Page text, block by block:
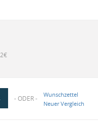
- ODER -
Wunschzettel
Neuer Vergleich